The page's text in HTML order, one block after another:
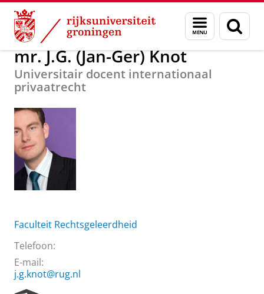
Skip
Content
Skip
Navigation
Menu
en
zoeken
Over ons mr. J.G. (Jan-Ger) Knot
mr. J.G. (Jan-Ger) Knot
Universitair docent internationaal
privaatrecht
Faculteit Rechtsgeleerdheid
Telefoon:
E-mail:
j.g.knot@rug.nl